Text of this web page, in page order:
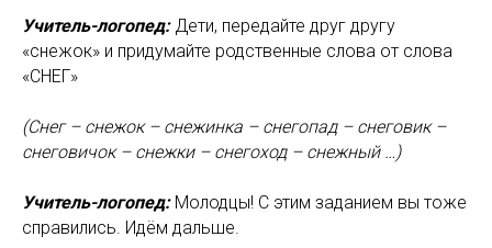
Учитель-логопед: Дети, передайте друг другу
«снежок» и придумайте родственные слова от слова
«СНЕГ»
(Снег – снежок – снежинка – снегопад – снеговик –
снеговичок – снежки – снегоход – снежный …)
Учитель-логопед:Молодцы! С этим заданием вы тоже
справились. Идём дальше.